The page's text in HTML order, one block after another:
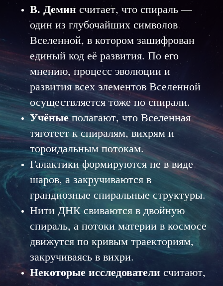
В. Демин считает, что спираль —
один из глубочайших символов
Вселенной, в котором зашифрован
единый код её развития. По его
мнению, процесс эволюции и
развития всех элементов Вселенной
осуществляется тоже по спирали.
Учёныеполагают, что Вселенная
тяготеет к спиралям, вихрям и
тороидальным потокам.
Галактики формируются не в виде
шаров, а закручиваются в
грандиозные спиральные структуры.
Нити ДНК свиваются в двойную
спираль, а потоки материи в космосе
движутся по кривым траекториям,
закручиваясь в вихри.
Некоторые исследователи считают,